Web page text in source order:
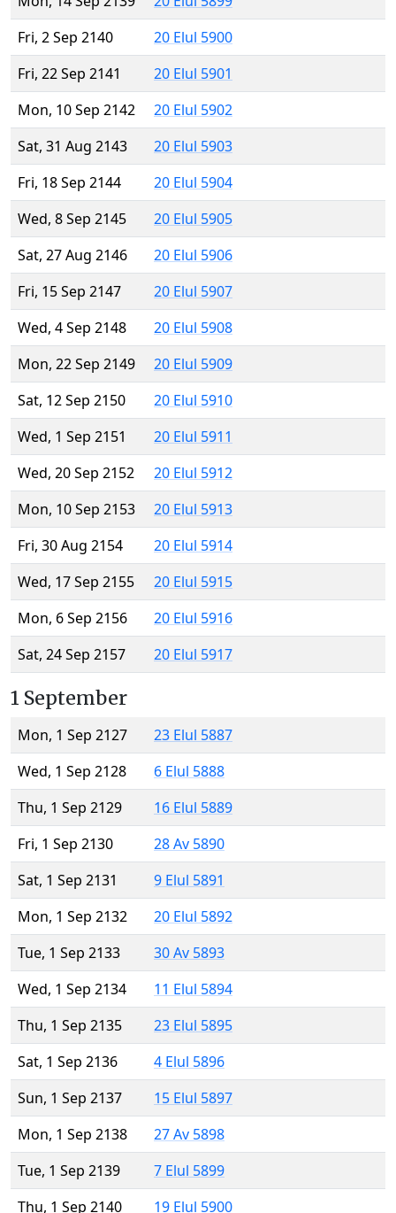
Fri, 2 Sep 2140
20 Elul 5900
Fri, 22 Sep 2141
20 Elul 5901
Mon, 10 Sep 2142
20 Elul 5902
Sat, 31 Aug 2143
20 Elul 5903
Fri, 18 Sep 2144
20 Elul 5904
Wed, 8 Sep 2145
20 Elul 5905
Sat, 27 Aug 2146
20 Elul 5906
Fri, 15 Sep 2147
20 Elul 5907
Wed, 4 Sep 2148
20 Elul 5908
Mon, 22 Sep 2149
20 Elul 5909
Sat, 12 Sep 2150
20 Elul 5910
Wed, 1 Sep 2151
20 Elul 5911
Wed, 20 Sep 2152
20 Elul 5912
Mon, 10 Sep 2153
20 Elul 5913
Fri, 30 Aug 2154
20 Elul 5914
Wed, 17 Sep 2155
20 Elul 5915
Mon, 6 Sep 2156
20 Elul 5916
Sat, 24 Sep 2157
20 Elul 5917
1 September
Mon, 1 Sep 2127
23 Elul 5887
Wed, 1 Sep 2128
6 Elul 5888
Thu, 1 Sep 2129
16 Elul 5889
Fri, 1 Sep 2130
28 Av 5890
Sat, 1 Sep 2131
9 Elul 5891
Mon, 1 Sep 2132
20 Elul 5892
Tue, 1 Sep 2133
30 Av 5893
Wed, 1 Sep 2134
11 Elul 5894
Thu, 1 Sep 2135
23 Elul 5895
Sat, 1 Sep 2136
4 Elul 5896
Sun, 1 Sep 2137
15 Elul 5897
Mon, 1 Sep 2138
27 Av 5898
Tue, 1 Sep 2139
7 Elul 5899
Thu, 1 Sep 2140
19 Elul 5900